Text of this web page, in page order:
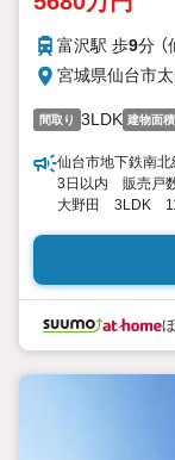
富沢駅 歩9分 （
宮城県仙台市
間取り 3LDK 建物面積
仙台市地下鉄南
3日以内 販売戸
大野田 3LDK